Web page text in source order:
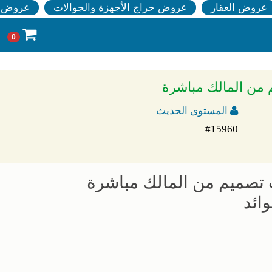
عروض العقار عروض حراج الأجهزة والجوالات عروض
0
المستوى الحديث
#15960